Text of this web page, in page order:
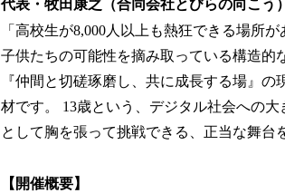
代表・牧田康之（合同会社とびらの向こう
「高校生が8,000人以上も熱狂できる場所
子供たちの可能性を摘み取っている構造的
『仲間と切磋琢磨し、共に成長する場』
材です。 13歳という、デジタル社会への
として胸を張って挑戦できる、正当な舞台
【開催概要】